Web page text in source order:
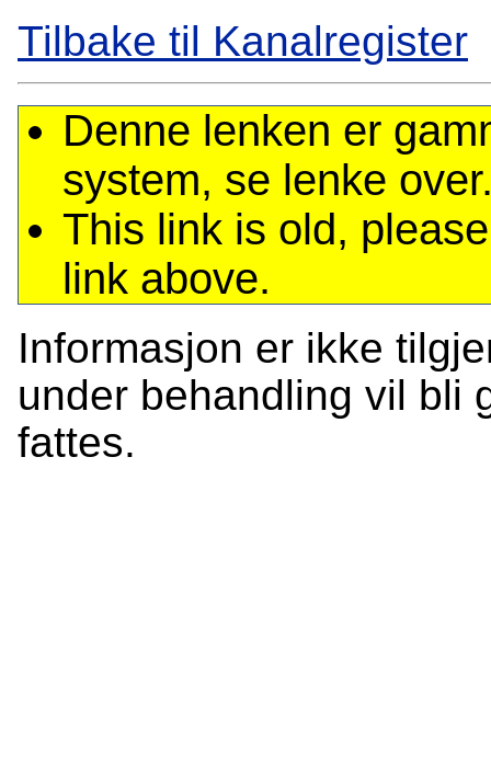
Tilbake til Kanalregister
Denne lenken er
system, se lenke
This link is old,
link above.
Informasjon er ikke
under behandling vil bli
fattes.